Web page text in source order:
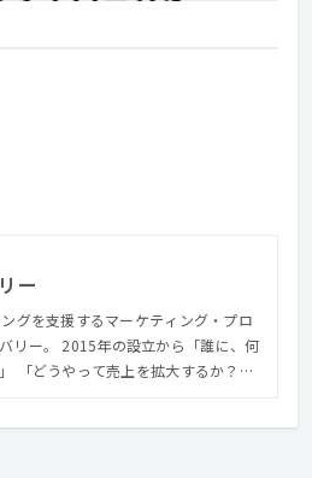
ー
グを支援するマーケティング・プロ
リー。 2015年の設立から「誰に、何
「どうやって売上を拡大するか？」